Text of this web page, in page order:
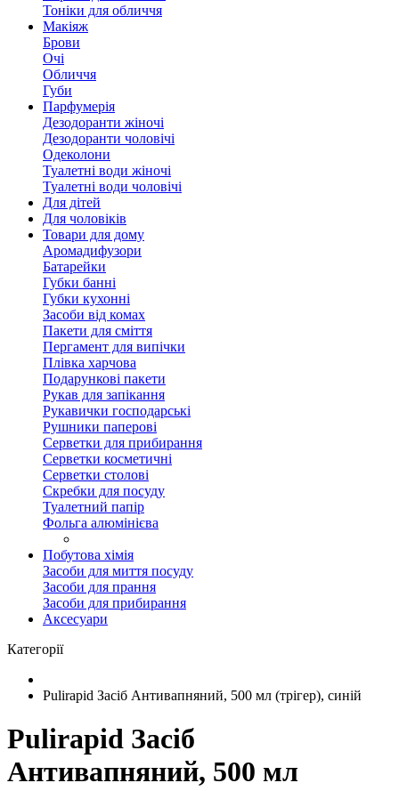
Тоніки для обличчя
Макіяж
Брови
Очі
Обличчя
Губи
Парфумерія
Дезодоранти жіночі
Дезодоранти чоловічі
Одеколони
Туалетні води жіночі
Туалетні води чоловічі
Для дітей
Для чоловіків
Товари для дому
Аромадифузори
Батарейки
Губки банні
Губки кухонні
Засоби від комах
Пакети для сміття
Пергамент для випічки
Плівка харчова
Подарункові пакети
Рукав для запікання
Рукавички господарські
Рушники паперові
Серветки для прибирання
Серветки косметичні
Серветки столові
Скребки для посуду
Туалетний папір
Фольга алюмінієва
Побутова хімія
Засоби для миття посуду
Засоби для прання
Засоби для прибирання
Аксесуари
Категорії
Pulirapid Засіб Антивапняний, 500 мл (трігер), синій
Pulirapid Засіб
Антивапняний, 500 мл